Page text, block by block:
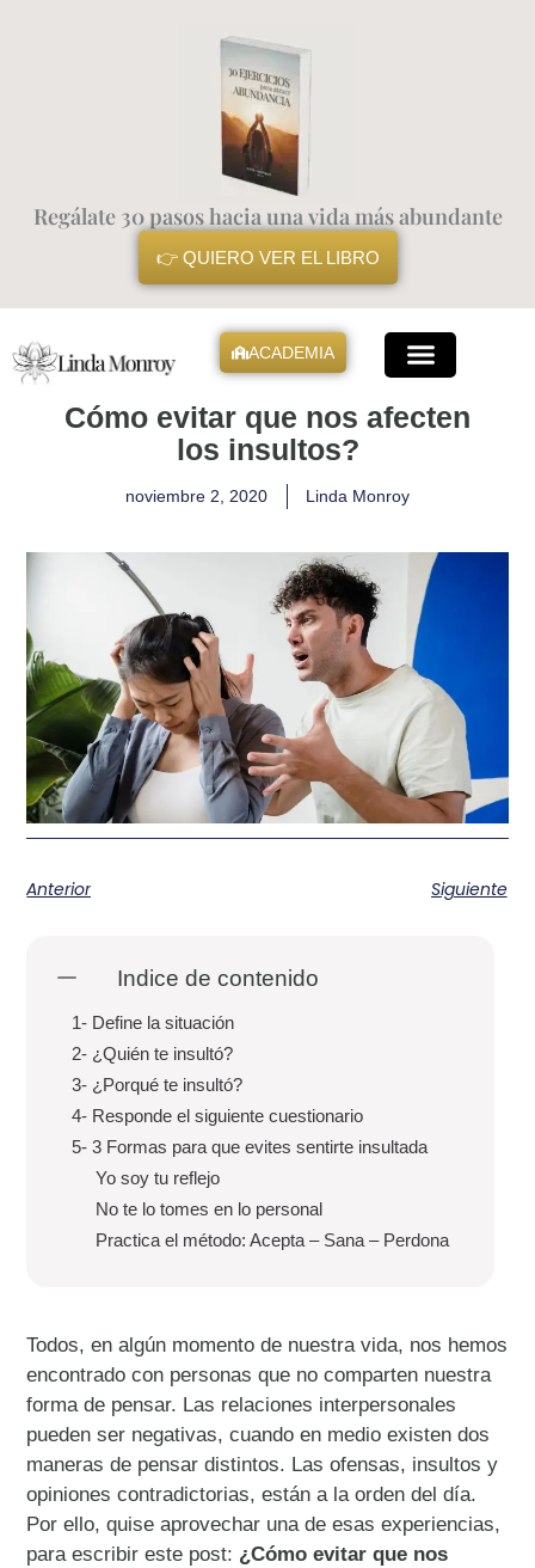
Regálate 30 pasos hacia una vida más abundante
👉 QUIERO VER EL LIBRO
ACADEMIA
Cómo evitar que nos afecten
los insultos?
noviembre 2, 2020 Linda Monroy
Anterior Siguiente
Indice de contenido
1- Define la situación
2- ¿Quién te insultó?
3- ¿Porqué te insultó?
4- Responde el siguiente cuestionario
5- 3 Formas para que evites sentirte insultada
Yo soy tu reflejo
No te lo tomes en lo personal
Practica el método: Acepta – Sana – Perdona
Todos, en algún momento de nuestra vida, nos hemos
encontrado con personas que no comparten nuestra
forma de pensar. Las relaciones interpersonales
pueden ser negativas, cuando en medio existen dos
maneras de pensar distintos. Las ofensas, insultos y
opiniones contradictorias, están a la orden del día.
Por ello, quise aprovechar una de esas experiencias,
para escribir este post: ¿Cómo evitar que nos